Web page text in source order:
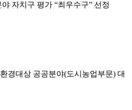
자치구 평가 “최우수구” 선정
경대상 공공분야(도시농업부문) 대